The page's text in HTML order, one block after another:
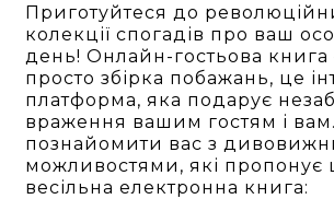
Приготуйтеся до
колекції спогадів про ваш
день! Онлайн-гостьова книга
просто збірка побажань, це
платформа, яка подарує
враження вашим гостям і
познайомити вас з
можливостями, які пропонує
весільна електронна книга: